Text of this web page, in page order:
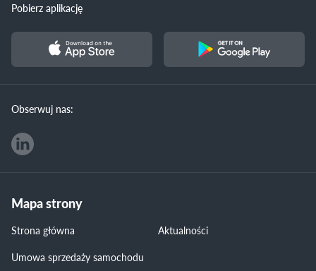
Pobierz aplikację
Obserwuj nas:
Mapa strony
Strona główna
Aktualności
Umowa sprzedaży samochodu